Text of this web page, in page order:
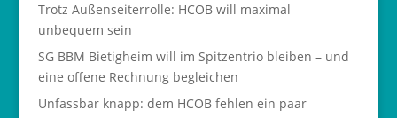
Trotz Außenseiterrolle: HCOB will maximal
unbequem sein
SG BBM Bietigheim will im Spitzentrio bleiben – und
eine offene Rechnung begleichen
Unfassbar knapp: dem HCOB fehlen ein paar